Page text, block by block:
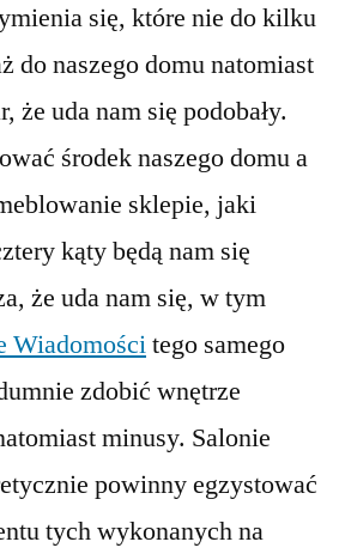
się, które nie do kilku
do naszego domu natomiast
że uda nam się podobały.
środek naszego domu a
sklepie, jaki
kąty będą nam się
że uda nam się, w tym
Wiadomościtego samego
zdobić wnętrze
minusy. Salonie
powinny egzystować
tych wykonanych na